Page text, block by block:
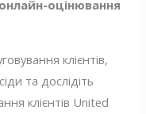
оцінювання
клієнтів,
та дослідіть
клієнтів United